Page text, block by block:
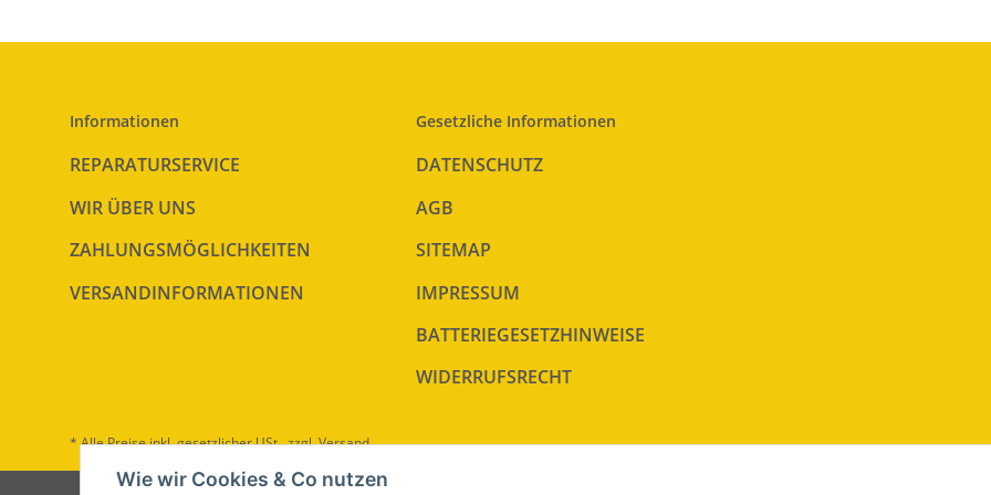
Informationen
REPARATURSERVICE
WIR ÜBER UNS
ZAHLUNGSMÖGLICHKEITEN
VERSANDINFORMATIONEN
Gesetzliche Informationen
DATENSCHUTZ
AGB
SITEMAP
IMPRESSUM
BATTERIEGESETZHINWEISE
WIDERRUFSRECHT
* Alle Preise inkl. gesetzlicher USt., zzgl.Versand
Wie wir Cookies & Co nutzen